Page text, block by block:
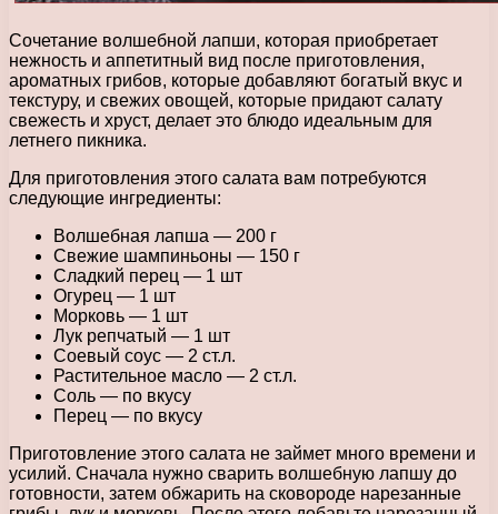
Сочетание волшебной лапши, которая приобретает
нежность и аппетитный вид после приготовления,
ароматных грибов, которые добавляют богатый вкус и
текстуру, и свежих овощей, которые придают салату
свежесть и хруст, делает это блюдо идеальным для
летнего пикника.
Для приготовления этого салата вам потребуются
следующие ингредиенты:
Волшебная лапша — 200 г
Свежие шампиньоны — 150 г
Сладкий перец — 1 шт
Огурец — 1 шт
Морковь — 1 шт
Лук репчатый — 1 шт
Соевый соус — 2 ст.л.
Растительное масло — 2 ст.л.
Соль — по вкусу
Перец — по вкусу
Приготовление этого салата не займет много времени и
усилий. Сначала нужно сварить волшебную лапшу до
готовности, затем обжарить на сковороде нарезанные